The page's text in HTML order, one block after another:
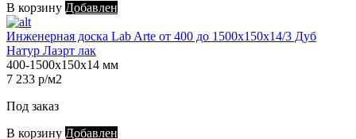
В корзину Добавлен
Инженерная доска Lab Arte от 400 до 1500х150х14/3 Дуб
Натур Лаэрт лак
400-1500х150х14 мм
7 233 р/м2
Под заказ
В корзину Добавлен